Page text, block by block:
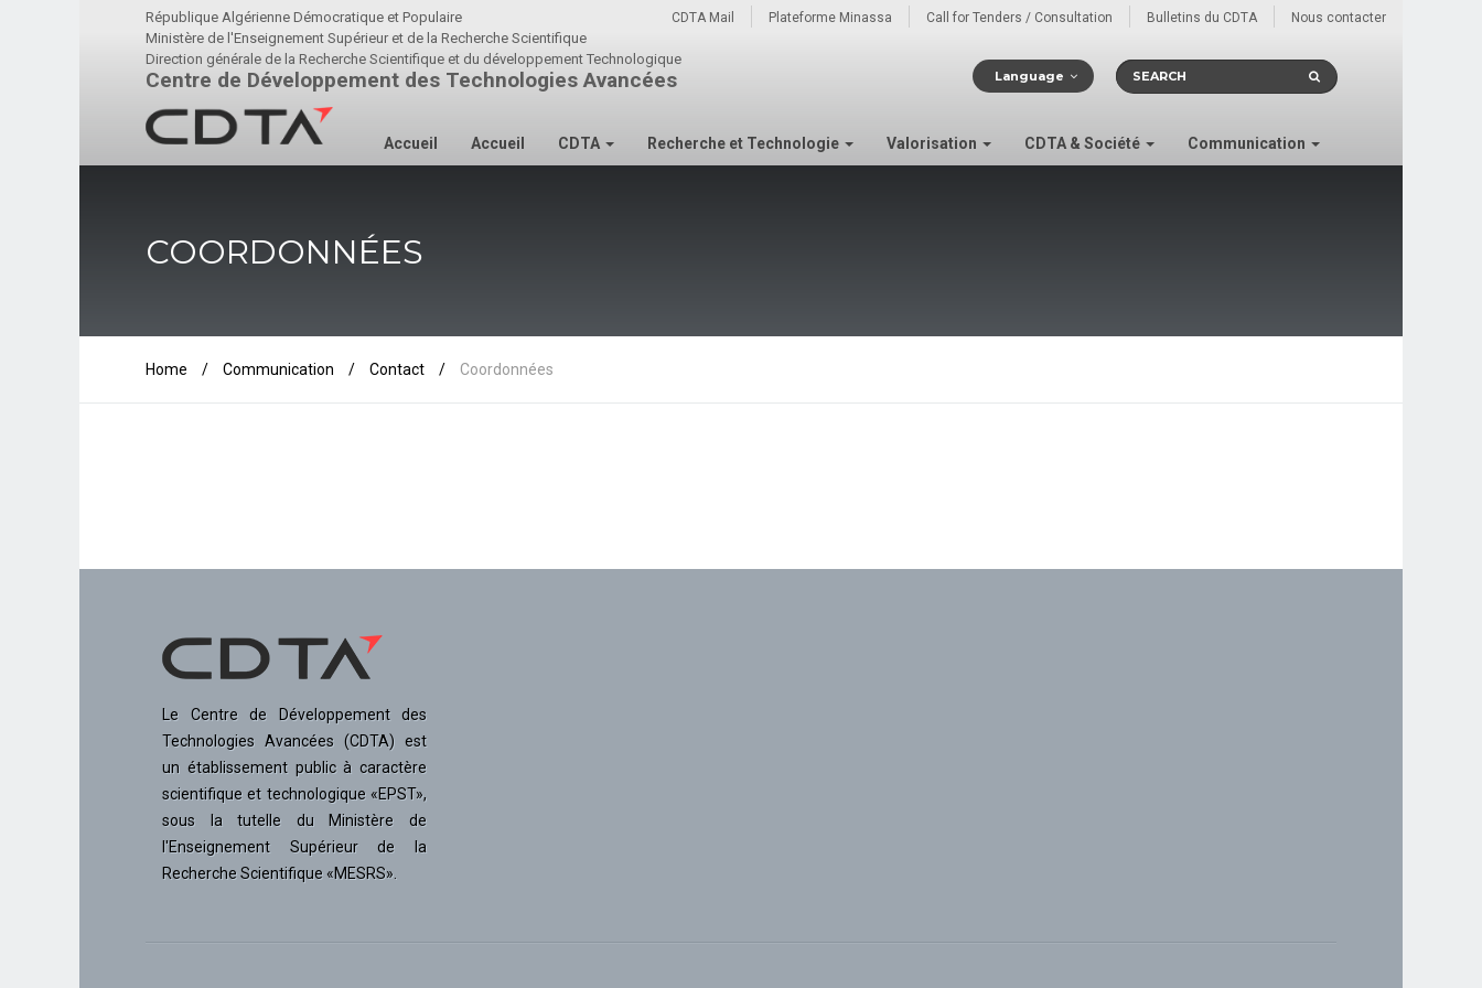
Nous contacter
Bulletins du CDTA
Call for Tenders / Consultation
Plateforme Minassa
CDTA Mail
Language
République Algérienne Démocratique et Populaire
Ministère de l'Enseignement Supérieur et de la Recherche Scientifique
Direction générale de la Recherche Scientifique et du développement Technologique
Centre de Développement des Technologies Avancées
Accueil Accueil CDTA Recherche et Technologie Valorisation CDTA & Société Communication
COORDONNÉES
Home / Communication / Contact / Coordonnées
Le Centre de Développement des
Technologies Avancées (CDTA) est
un établissement public à caractère
scientifique et technologique «EPST»,
sous la tutelle du Ministère de
l'Enseignement Supérieur de la
Recherche Scientifique «MESRS».